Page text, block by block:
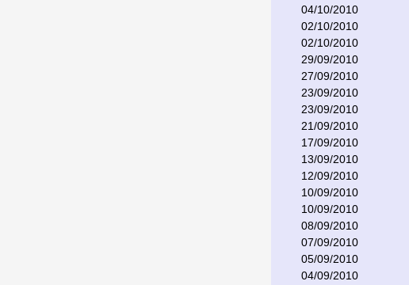
04/10/2010
02/10/2010
02/10/2010
29/09/2010
27/09/2010
23/09/2010
23/09/2010
21/09/2010
17/09/2010
13/09/2010
12/09/2010
10/09/2010
10/09/2010
08/09/2010
07/09/2010
05/09/2010
04/09/2010